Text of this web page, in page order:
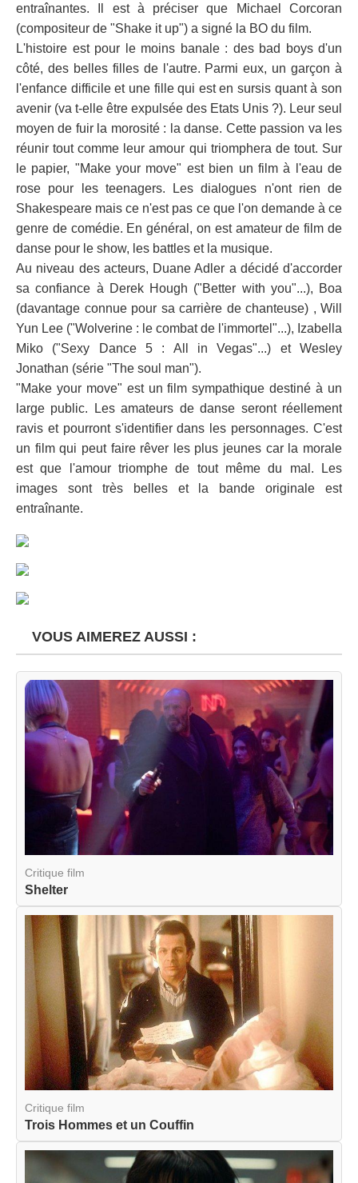
entraînantes. Il est à préciser que Michael Corcoran
(compositeur de "Shake it up") a signé la BO du film.
L'histoire est pour le moins banale : des bad boys d'un
côté, des belles filles de l'autre. Parmi eux, un garçon à
l'enfance difficile et une fille qui est en sursis quant à son
avenir (va t-elle être expulsée des Etats Unis ?). Leur seul
moyen de fuir la morosité : la danse. Cette passion va les
réunir tout comme leur amour qui triomphera de tout. Sur
le papier, "Make your move" est bien un film à l'eau de
rose pour les teenagers. Les dialogues n'ont rien de
Shakespeare mais ce n'est pas ce que l'on demande à ce
genre de comédie. En général, on est amateur de film de
danse pour le show, les battles et la musique.
Au niveau des acteurs, Duane Adler a décidé d'accorder
sa confiance à Derek Hough ("Better with you"...), Boa
(davantage connue pour sa carrière de chanteuse) , Will
Yun Lee ("Wolverine : le combat de l'immortel"...), Izabella
Miko ("Sexy Dance 5 : All in Vegas"...) et Wesley
Jonathan (série "The soul man").
"Make your move" est un film sympathique destiné à un
large public. Les amateurs de danse seront réellement
ravis et pourront s'identifier dans les personnages. C'est
un film qui peut faire rêver les plus jeunes car la morale
est que l'amour triomphe de tout même du mal. Les
images sont très belles et la bande originale est
entraînante.
VOUS AIMEREZ AUSSI :
Critique film
Shelter
Critique film
Trois Hommes et un Couffin